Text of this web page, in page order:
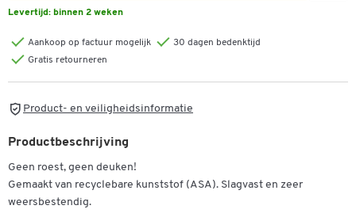
Levertijd: binnen 2 weken
Aankoop op factuur mogelijk
30 dagen bedenktijd
Gratis retourneren
Product- en veiligheidsinformatie
Productbeschrijving
Geen roest, geen deuken!
Gemaakt van recyclebare kunststof (ASA). Slagvast en zeer
weersbestendig.